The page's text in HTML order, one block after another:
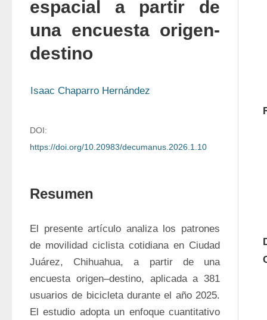
espacial a partir de
una encuesta origen-
destino
Isaac Chaparro Hernández
DOI:
https://doi.org/10.20983/decumanus.2026.1.10
Resumen
El presente artículo analiza los patrones
de movilidad ciclista cotidiana en Ciudad
Juárez, Chihuahua, a partir de una
encuesta origen–destino, aplicada a 381
usuarios de bicicleta durante el año 2025.
El estudio adopta un enfoque cuantitativo